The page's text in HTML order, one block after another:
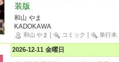
装版
和山 やま
KADOKAWA
和山 やま コミック 単行本
2026-12-11 金曜日